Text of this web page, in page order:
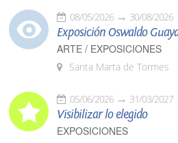
08/05/2026 30/08/2026
Exposición Oswaldo
ARTE / EXPOSICIONES
Santa Marta de Tormes
05/06/2026 31/03/2027
Visibilizar lo elegido
EXPOSICIONES